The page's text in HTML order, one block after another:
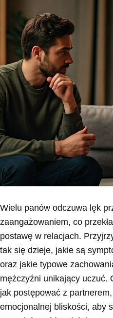
Wielu panów odczuwa lęk
zaangażowaniem, co
postawę w relacjach.
tak się dzieje, jakie są
oraz jakie typowe
mężczyźni unikający uczuć.
jak postępować z
emocjonalnej bliskości, aby